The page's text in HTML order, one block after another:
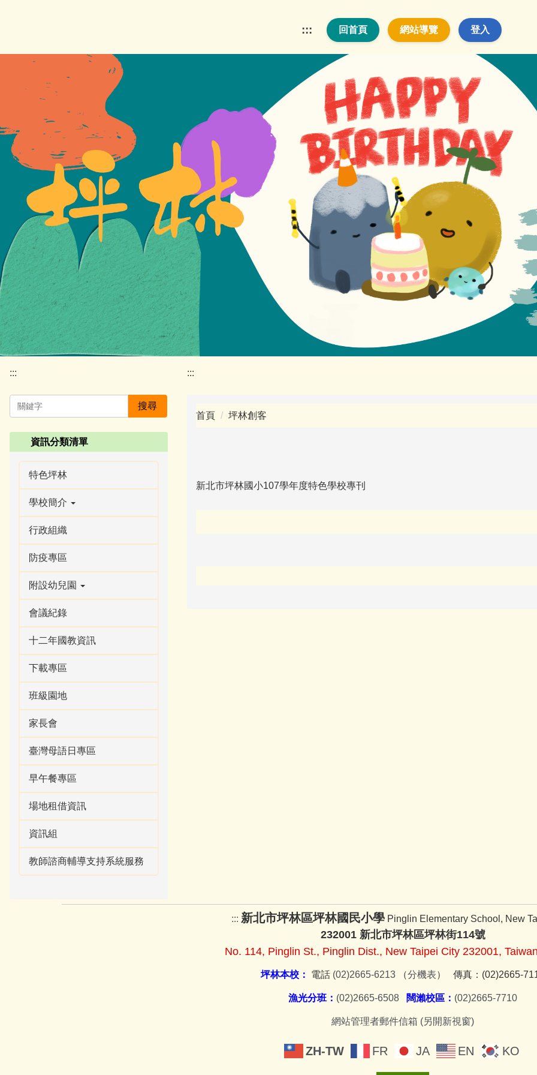
要
::: 回首頁 網站導覽 登入
:::
搜尋
資訊分類清單
特色坪林
學校簡介
行政組織
防疫專區
附設幼兒園
會議紀錄
十二年國教資訊
下載專區
班級園地
家長會
臺灣母語日專區
早午餐專區
場地租借資訊
資訊組
教師諮商輔導支持系統服務
:::
首頁 坪林創客
新北市坪林國小107學年度特色學校專刊
::: 新北市坪林區坪林國民小學 Pinglin Elementary School, New
232001 新北市坪林區坪林街114號
No. 114, Pinglin St., Pinglin Dist., New Taipei City 232001,
坪林本校： 電話 (02)2665-6213 （分機表） 傳真：(02)2665-
漁光分班： (02)2665-6508 闊瀨校區： (02)2665-7710
網站管理者郵件信箱 (另開新視窗)
ZH-TW FR JA EN KO